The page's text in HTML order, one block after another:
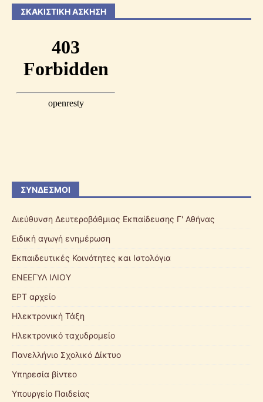
ΣΚΑΚΙΣΤΙΚΉ ΆΣΚΗΣΗ
ΣΎΝΔΕΣΜΟΙ
Διεύθυνση Δευτεροβάθμιας Εκπαίδευσης Γ' Αθήνας
Ειδική αγωγή ενημέρωση
Εκπαιδευτικές Κοινότητες και Ιστολόγια
ΕΝΕΕΓΥΛ ΙΛΙΟΥ
ΕΡΤ αρχείο
Ηλεκτρονική Τάξη
Ηλεκτρονικό ταχυδρομείο
Πανελλήνιο Σχολικό Δίκτυο
Υπηρεσία βίντεο
Υπουργείο Παιδείας